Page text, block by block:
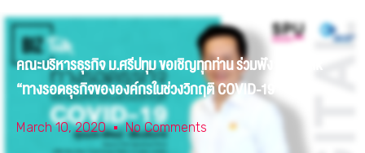
คณะบริหารธุรกิจ ม.ศรีปทุม ขอเชิญทุกท่าน ร่วมฟัง BIZ Talk
“ทางรอดธุรกิจขององค์กรในช่วงวิกฤติ COVID-19”
March 10, 2020 No Comments